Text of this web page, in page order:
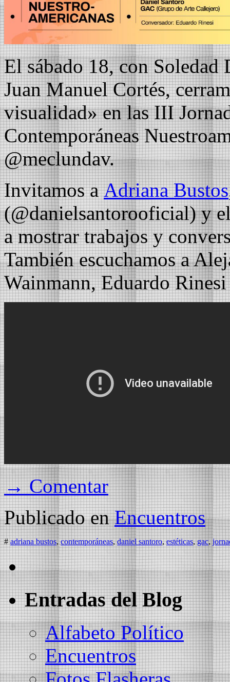
El sábado 18, con Soledad
Juan Manuel Cortés,
visualidad» en las III
Contemporáneas
@meclundav.
Invitamos aAdriana Bustos
(@danielsantorooficial) y
a mostrar trabajos y
También escuchamos a
Wainmann, Eduardo
→ Comentar
Publicado en Encuentros
# adriana bustos,contemporáneas,daniel santoro,estéticas,gac,
Entradas del Blog
Alfabeto Político
Encuentros